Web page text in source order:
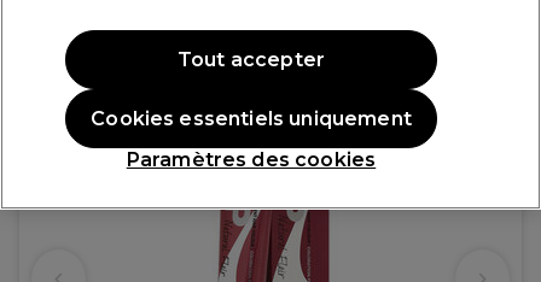
NOUVEAU
Paramètres des cookies
Cookies essentiels uniquement
Tout accepter